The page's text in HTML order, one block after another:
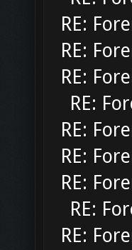
RE:
RE:
RE:
RE:
RE:
RE:
RE:
RE:
RE: